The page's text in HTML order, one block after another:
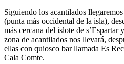
Siguiendo los acantilados
(punta más occidental de la isla),
más cercana del islote de s’Espartar
zona de acantilados nos llevará,
ellas con quiosco bar llamada Es
Cala Comte.